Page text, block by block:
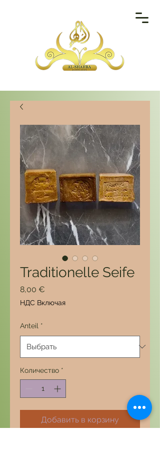
Traditionelle Seife
8,00 €
НДС Включая
Anteil *
Количество *
Добавить в корзину